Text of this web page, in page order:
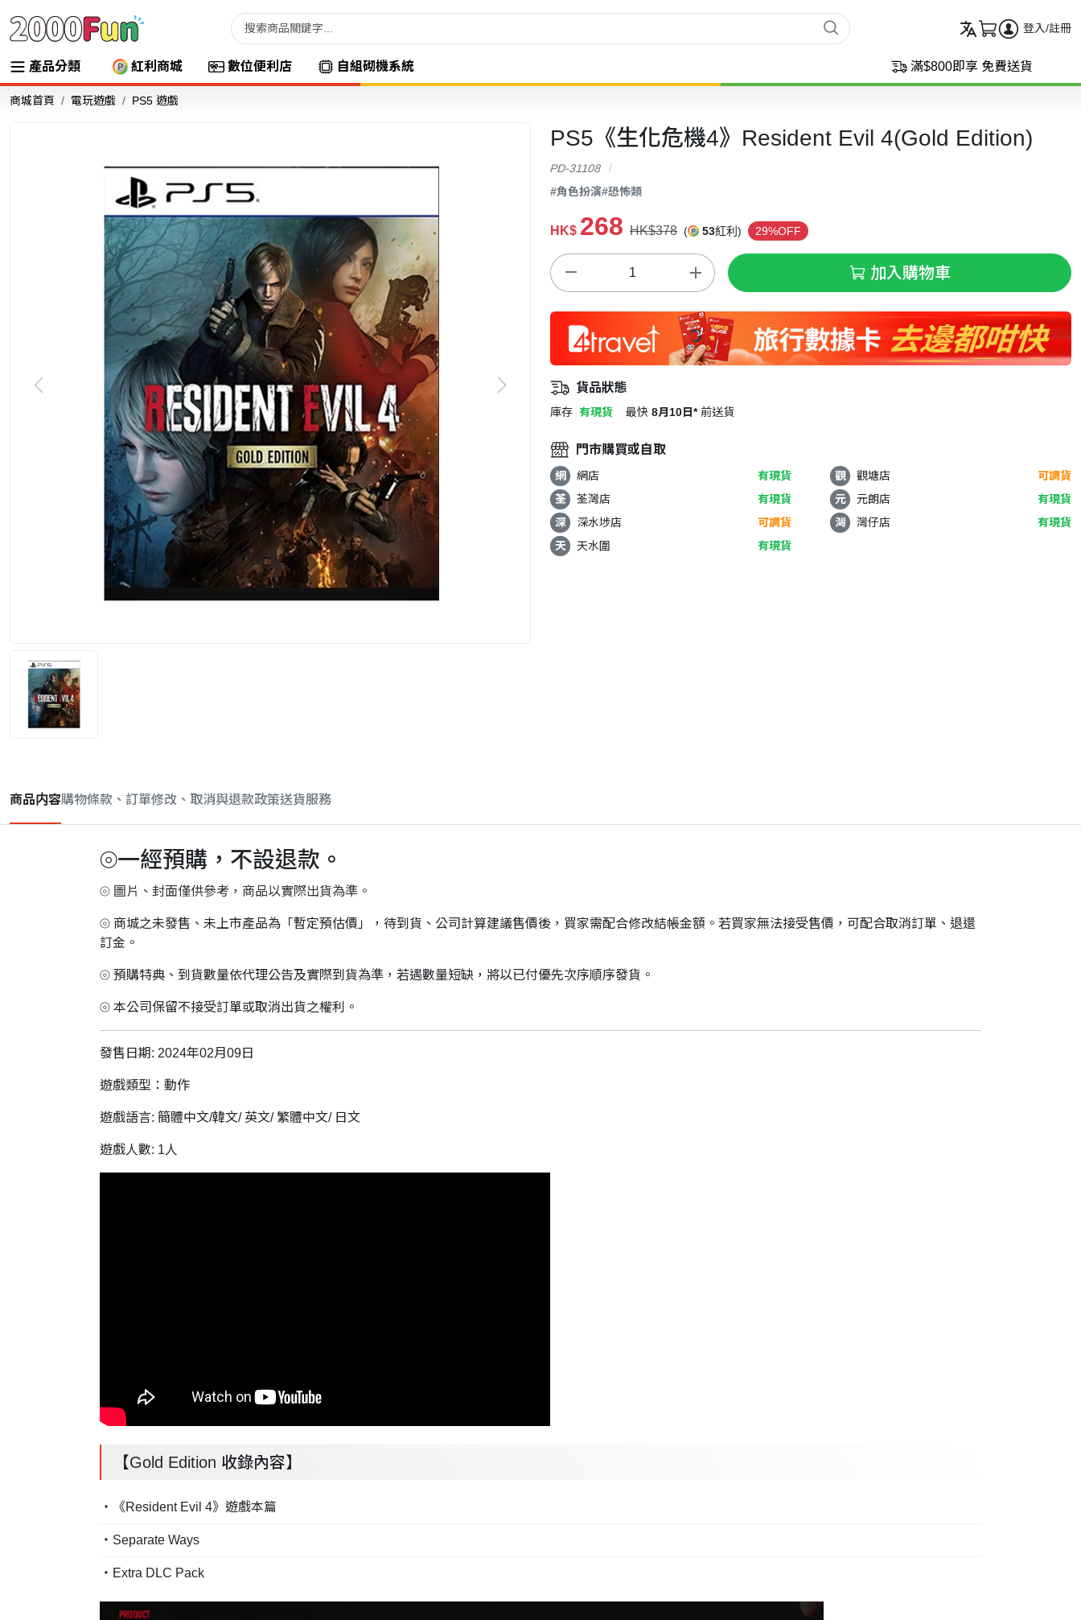
登入/註冊
產品分類 紅利商城 數位便利店 自組砌機系統 滿$800即享 免費送貨
商城首頁 電玩遊戲 PS5 遊戲
PS5《生化危機4》Resident Evil 4(Gold Edition)
PD-31108
#角色扮演#恐怖類
HK$ 268 HK$378 ( 53紅利) 29%OFF
加入購物車
貨品狀態
庫存 有現貨 最快 8月10日* 前送貨
門市購買或自取
網 網店 有現貨 觀 觀塘店
可調貨
荃
荃灣店 有現貨 元 元朗店
有現貨
深
深水埗店 可調貨 灣 灣仔店
有現貨
天
天水圍 有現貨
商品内容購物條款、訂單修改、取消與退款政策送貨服務
⦾一經預購，不設退款。
⦾ 圖片、封面僅供參考，商品以實際出貨為準。
⦾ 商城之未發售、未上市產品為「暫定預估價」，待到貨、公司計算建議售價後，買家需配合修改結帳金額。若買家無法接受售價，可配合取消訂單、退還
訂金。
⦾ 預購特典、到貨數量依代理公告及實際到貨為準，若遇數量短缺，將以已付優先次序順序發貨。
⦾ 本公司保留不接受訂單或取消出貨之權利。
發售日期: 2024年02月09日
遊戲類型：動作
遊戲語言: 簡體中文/韓文/ 英文/ 繁體中文/ 日文
遊戲人數: 1人
【Gold Edition 收錄內容】
・《Resident Evil 4》遊戲本篇
・Separate Ways
・Extra DLC Pack